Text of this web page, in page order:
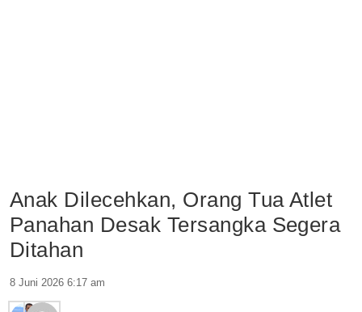
Anak Dilecehkan, Orang Tua Atlet
Panahan Desak Tersangka Segera
Ditahan
8 Juni 2026 6:17 am